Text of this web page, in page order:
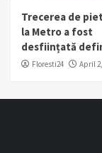
Trecerea de
la Metro a fost
desființată
Floresti24 April